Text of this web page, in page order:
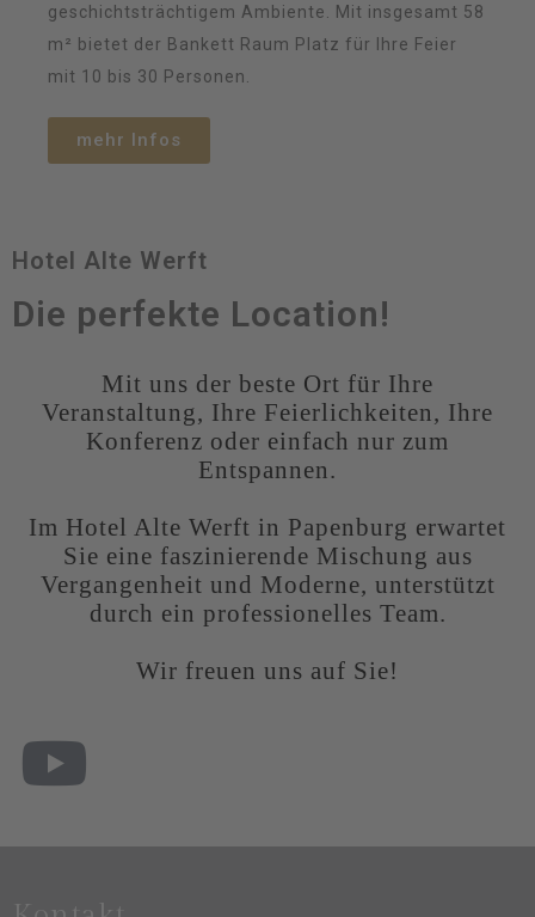
geschichtsträchtigem Ambiente. Mit insgesamt 58
m² bietet der Bankett Raum Platz für Ihre Feier
mit 10 bis 30 Personen.
mehr Infos
Hotel Alte Werft
Die perfekte Location!
Mit uns der beste Ort für Ihre
Veranstaltung, Ihre Feierlichkeiten, Ihre
Konferenz oder einfach nur zum
Entspannen.
Im Hotel Alte Werft in Papenburg erwartet
Sie eine faszinierende Mischung aus
Vergangenheit und Moderne, unterstützt
durch ein professionelles Team.
Wir freuen uns auf Sie!